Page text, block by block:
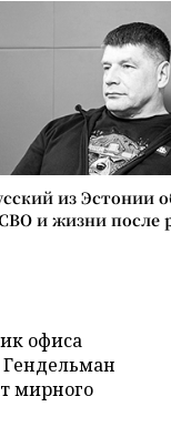
из Эстонии
и жизни после
офиса
мирного